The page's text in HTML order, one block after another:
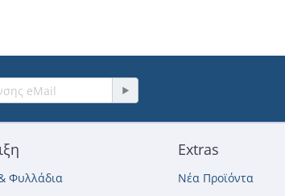
Φυλλάδια
Extras
Νέα Προϊόντα